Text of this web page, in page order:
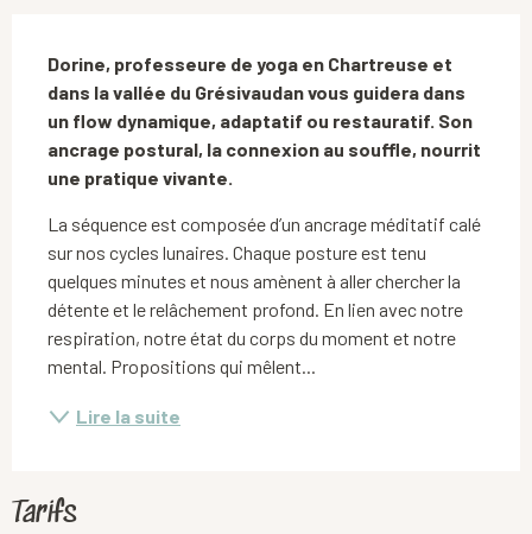
Dorine, professeure de yoga en Chartreuse et
dans la vallée du Grésivaudan vous guidera dans
un flow dynamique, adaptatif ou restauratif. Son
ancrage postural, la connexion au souffle, nourrit
une pratique vivante.
La séquence est composée d’un ancrage méditatif calé
sur nos cycles lunaires. Chaque posture est tenu
quelques minutes et nous amènent à aller chercher la
détente et le relâchement profond. En lien avec notre
respiration, notre état du corps du moment et notre
mental. Propositions qui mêlent...
Lire la suite
Tarifs